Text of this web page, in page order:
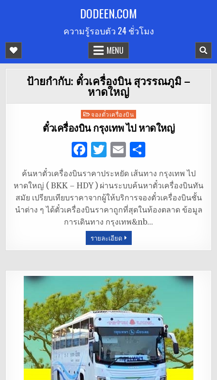
DODEEN.COM
ความรู้รอบตัว 24 ชั่วโมง
MENU
ป้ายกำกับ: ตั๋วเครื่องบิน สุวรรณภูมิ –
หาดใหญ่
Posted
in
จองตั๋วเครื่องบิน
ตั๋วเครื่องบิน กรุงเทพ ไป หาดใหญ่
F
c
e
b
o
o
T
it
te
r
E
m
ai
l
ar
e
ค้นหาตั๋วเครื่องบินราคาประหยัด เส้นทาง กรุงเทพ ไป
หาดใหญ่ ( BKK – HDY ) ผ่านระบบค้นหาตั๋วเครื่องบินทัน
สมัย เปรียบเทียบราคาจากผู้ให้บริการจองตั๋วเครื่องบินชั้น
นำต่าง ๆ ได้ตั๋วเครื่องบินราคาถูกที่สุดในท้องตลาด ข้อมูล
การเดินทาง กรุงเทพ&nb…
รายละเอียด